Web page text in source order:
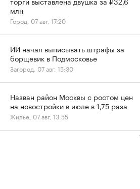
млн
Город, 07 авг, 17:20
ИИ начал выписывать штрафы за
борщевик в Подмосковье
Загород, 07 авг, 15:30
Назван район Москвы с ростом цен
на новостройки в июле в 1,75 раза
Жилье, 07 авг, 13:55